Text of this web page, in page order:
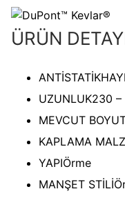
ÜRÜN
ANTİSTATİK
UZUNLUK230
MEVCUT
KAPLAMA
YAPIÖrme
MANŞET STİLİ